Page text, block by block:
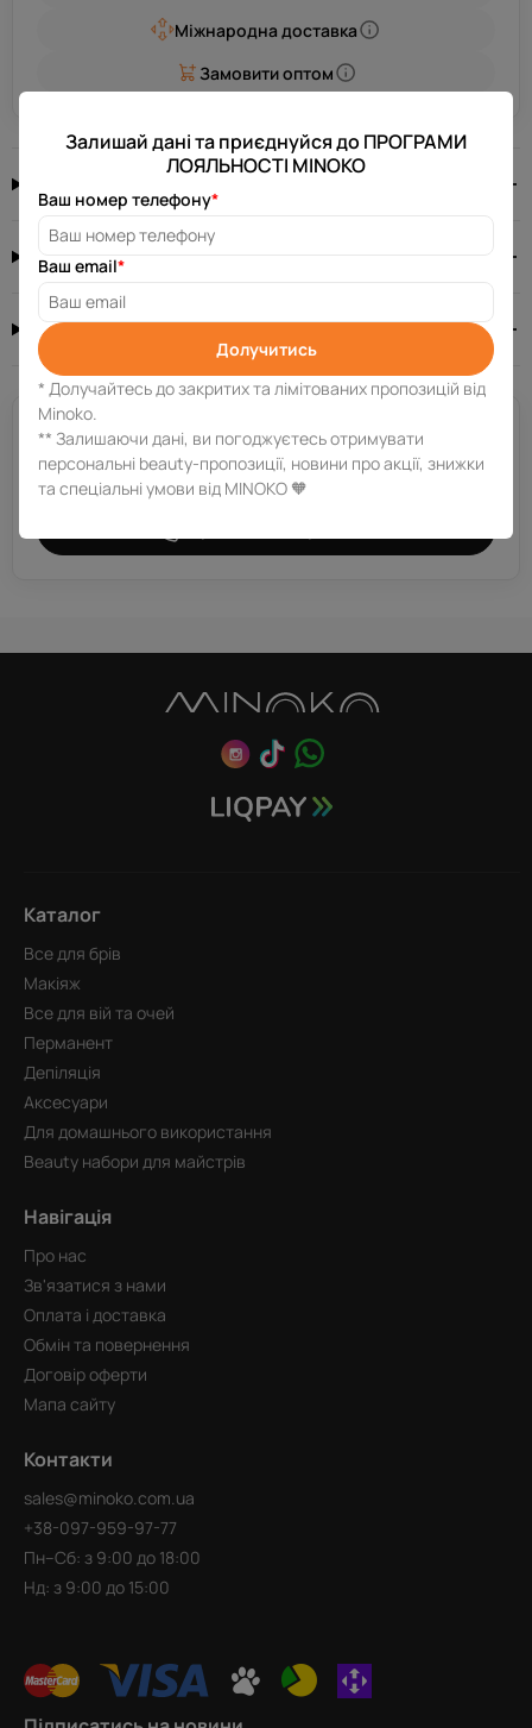
Міжнародна доставка
Замовити оптом
Відгуків: 0 0.0
Потрібна допомога?
Залиш свій номер телефону, і ми зв’яжемося з тобою за
декілька хвилин.
Каталог
Все для брів
Макіяж
Все для вій та очей
Перманент
Депіляція
Аксесуари
Для домашнього використання
Beauty набори для майстрів
Навігація
Про нас
Зв'язатися з нами
Оплата і доставка
Обмін та повернення
Договір оферти
Мапа сайту
Контакти
sales@minoko.com.ua
+38-097-959-97-77
Пн–Сб: з 9:00 до 18:00
Нд: з 9:00 до 15:00
Залишай дані та приєднуйся до ПРОГРАМИ
ЛОЯЛЬНОСТІ MINOKO
Ваш номер телефону*
Ваш email*
Долучитись
* Долучайтесь до закритих та лімітованих пропозицій від
Minoko.
** Залишаючи дані, ви погоджуєтесь отримувати
персональні beauty-пропозиції, новини про акції, знижки
та спеціальні умови від MINOKO 🧡